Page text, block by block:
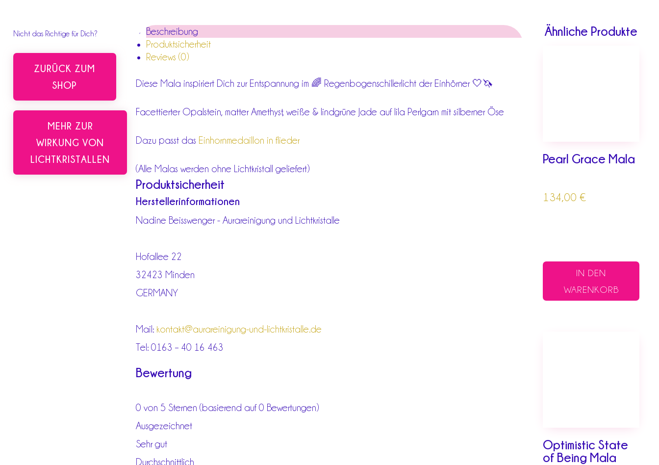
MENGE
Nicht das Richtige für Dich?
ZURÜCK ZUM
SHOP
MEHR ZUR
WIRKUNG VON
LICHTKRISTALLEN
Beschreibung
Produktsicherheit
Reviews (0)
Diese Mala inspiriert Dich zur Entspannung im 🌈 Regenbogenschillerlicht der Einhörner 🤍🦄
Facettierter Opalstein, matter Amethyst, weiße & lindgrüne Jade auf lila Perlgarn mit silberner Öse
Dazu passt das Einhornmedaillon in flieder
(Alle Malas werden ohne Lichtkristall geliefert)
Produktsicherheit
Herstellerinformationen
Nadine Beisswenger - Aurareinigung und Lichtkristalle
Hofallee 22
32423 Minden
GERMANY
Mail: kontakt@aurareinigung-und-lichtkristalle.de
Tel: 0163 – 40 16 463
Bewertung
0 von 5 Sternen (basierend auf 0 Bewertungen)
Ausgezeichnet
Sehr gut
Durchschnittlich
Ähnliche Produkte
Pearl Grace Mala
134,00€
IN DEN
WARENKORB
Optimistic State
of Being Mala